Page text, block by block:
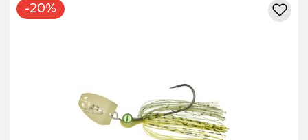
-20%